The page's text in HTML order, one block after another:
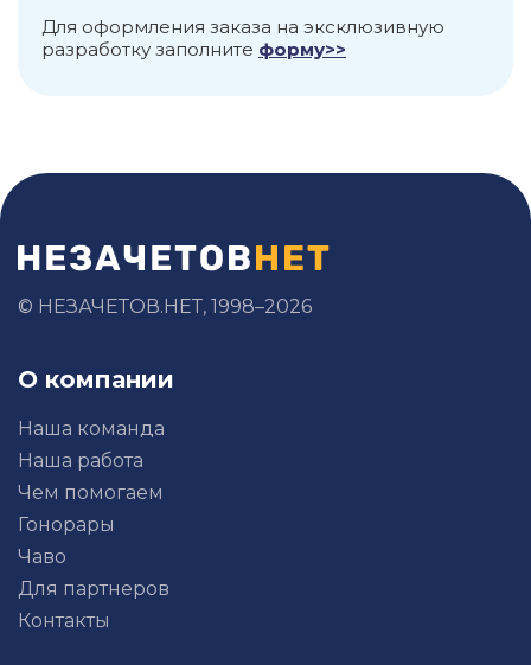
Для оформления заказа на эксклюзивную
разработку заполните форму>>
© НЕЗАЧЕТОВ.НЕТ, 1998–2026
О компании
Наша команда
Наша работа
Чем помогаем
Гонорары
Чаво
Для партнеров
Контакты